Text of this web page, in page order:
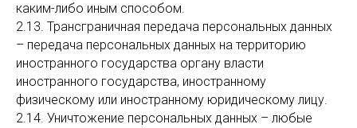
каким-либо иным способом.
2.13. Трансграничная передача персональных данных
– передача персональных данных на территорию
иностранного государства органу власти
иностранного государства, иностранному
физическому или иностранному юридическому лицу.
2.14. Уничтожение персональных данных – любые